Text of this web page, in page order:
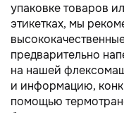
упаковке товаров
этикетках, мы
предварительно
на нашей
и информацию,
помощью